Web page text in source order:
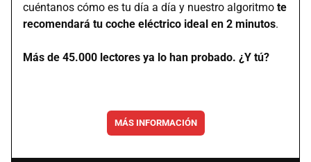
cuéntanos cómo es tu día a día y nuestro algoritmo te
recomendará tu coche eléctrico ideal en 2 minutos.
Más de 45.000 lectores ya lo han probado. ¿Y tú?
MÁS INFORMACIÓN